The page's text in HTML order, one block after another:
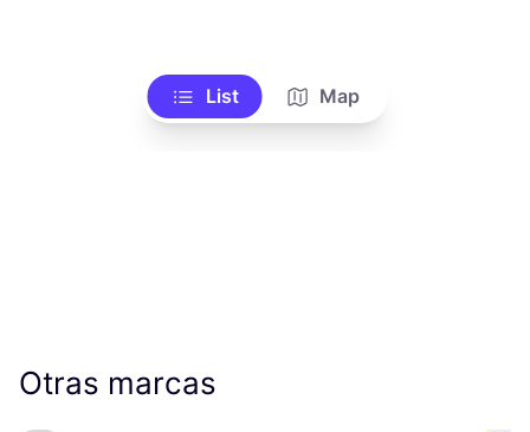
List Map
Otras marcas